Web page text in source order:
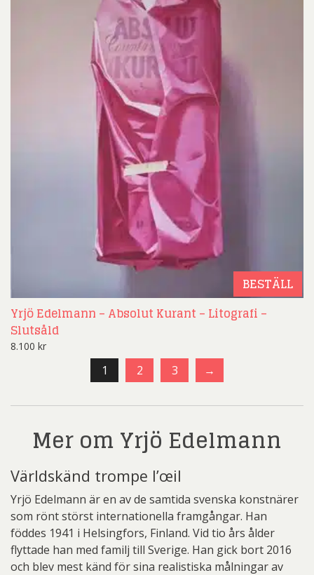
BESTÄLL
Yrjö Edelmann – Absolut Kurant – Litografi –
Slutsåld
8.100 kr
1 2 3 →
Mer om Yrjö Edelmann
Världskänd trompe l’œil
Yrjö Edelmann är en av de samtida svenska konstnärer
som rönt störst internationella framgångar. Han
föddes 1941 i Helsingfors, Finland. Vid tio års ålder
flyttade han med familj till Sverige. Han gick bort 2016
och blev mest känd för sina realistiska målningar av